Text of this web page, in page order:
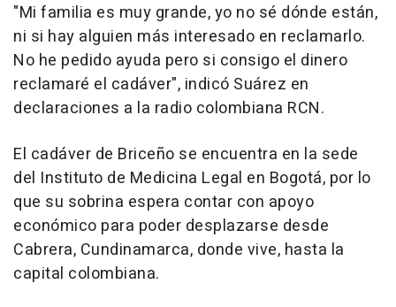
"Mi familia es muy grande, yo no sé dónde están,
ni si hay alguien más interesado en reclamarlo.
No he pedido ayuda pero si consigo el dinero
reclamaré el cadáver", indicó Suárez en
declaraciones a la radio colombiana RCN.
El cadáver de Briceño se encuentra en la sede
del Instituto de Medicina Legal en Bogotá, por lo
que su sobrina espera contar con apoyo
económico para poder desplazarse desde
Cabrera, Cundinamarca, donde vive, hasta la
capital colombiana.